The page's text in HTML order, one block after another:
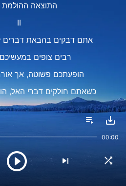
התוצאה ההולמת
II
אתם דבקים בהבאת דברים
רבים צופים
הופעתכם פשוטה, אך
כשאתם חולקים דברי האל,
נוהגכם
זה באמת ליהנות
00:00